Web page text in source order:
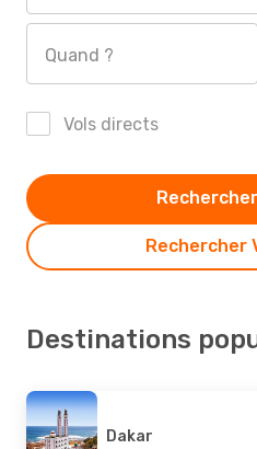
Quand ?
Vols directs
Rechercher
Destinations
Dakar